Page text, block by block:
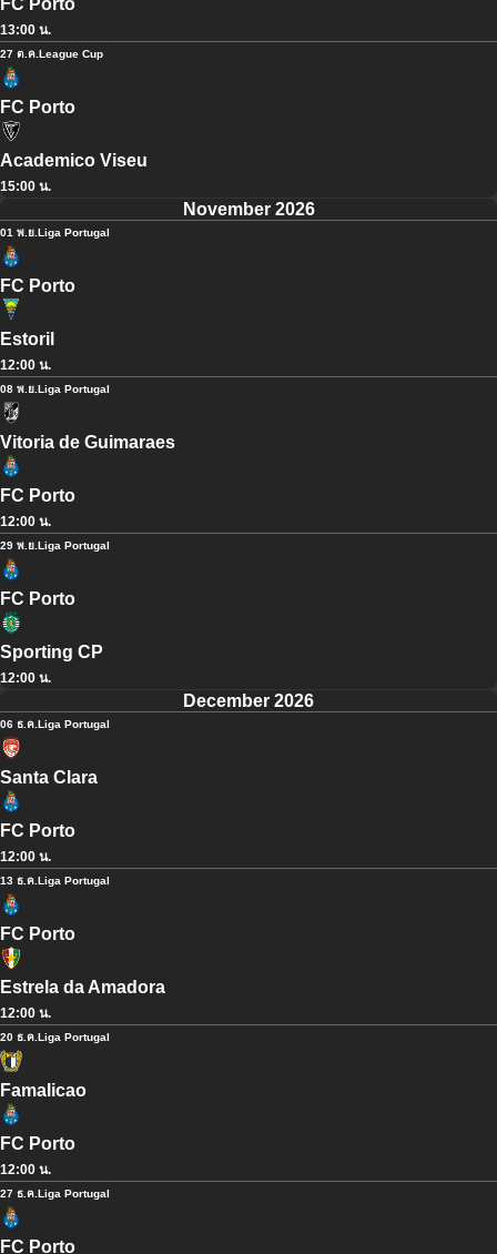
FC Porto
13:00 น.
27 ต.ค. League Cup
FC Porto
Academico Viseu
15:00 น.
November 2026
01 พ.ย. Liga Portugal
FC Porto
Estoril
12:00 น.
08 พ.ย. Liga Portugal
Vitoria de Guimaraes
FC Porto
12:00 น.
29 พ.ย. Liga Portugal
FC Porto
Sporting CP
12:00 น.
December 2026
06 ธ.ค. Liga Portugal
Santa Clara
FC Porto
12:00 น.
13 ธ.ค. Liga Portugal
FC Porto
Estrela da Amadora
12:00 น.
20 ธ.ค. Liga Portugal
Famalicao
FC Porto
12:00 น.
27 ธ.ค. Liga Portugal
FC Porto